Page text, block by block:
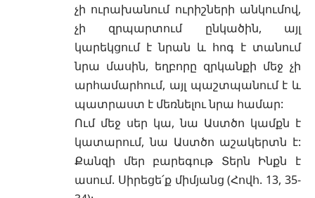
չի ուրախանում ուրիշների անկումով,
չի զրպարտում ընկածին, այլ
կարեկցում է նրան և հոգ է տանում
նրա մասին, եղբորը զրկանքի մեջ չի
արհամարհում, այլ պաշտպանում է և
պատրաստ է մեռնելու նրա համար:
Ում մեջ սեր կա, նա Աստծո կամքն է
կատարում, նա Աստծո աշակերտն է:
Քանզի մեր բարեգութ Տերն Ինքն է
ասում. Սիրեցե՛ք միմյանց (Հովհ. 13, 35-